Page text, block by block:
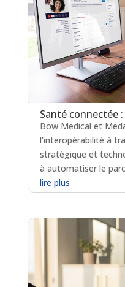
Bow Medical et
l’interopérabilité à
stratégique et
à automatiser le
lire plus